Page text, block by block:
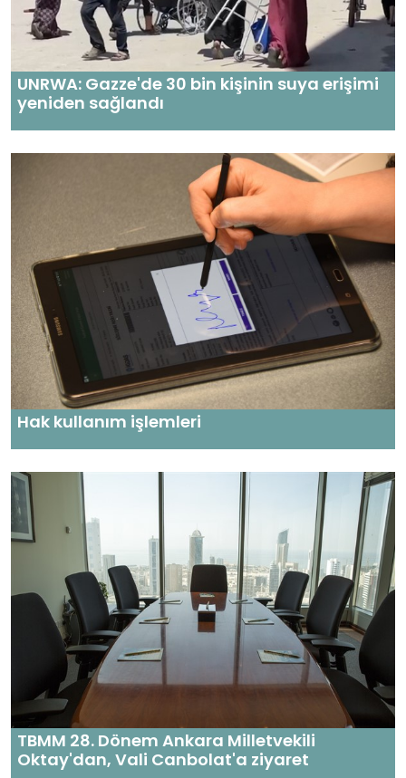
UNRWA: Gazze'de 30 bin kişinin suya erişimi
yeniden sağlandı
Hak kullanım işlemleri
TBMM 28. Dönem Ankara Milletvekili
Oktay'dan, Vali Canbolat'a ziyaret